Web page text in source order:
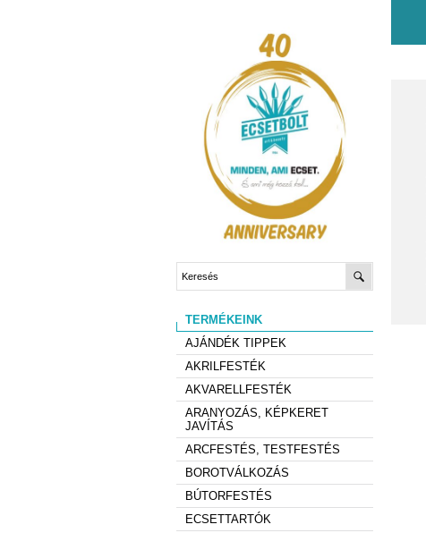
TERMÉKEINK
AJÁNDÉK TIPPEK
AKRILFESTÉK
AKVARELLFESTÉK
ARANYOZÁS, KÉPKERET
JAVÍTÁS
ARCFESTÉS, TESTFESTÉS
BOROTVÁLKOZÁS
BÚTORFESTÉS
ECSETTARTÓK